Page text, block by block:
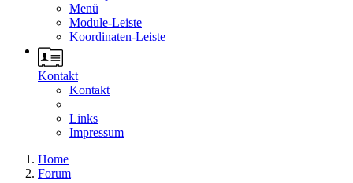
Menü
Module-Leiste
Koordinaten-Leiste
Kontakt
Kontakt
Links
Impressum
Home
Forum